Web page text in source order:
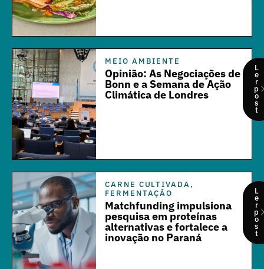
MEIO AMBIENTE
Opinião: As Negociações de
Bonn e a Semana de Ação
Climática de Londres
L
e
r
p
o
s
t
CARNE CULTIVADA,
FERMENTAÇÃO
Matchfunding impulsiona
pesquisa em proteínas
alternativas e fortalece a
inovação no Paraná
L
e
r
p
o
s
t